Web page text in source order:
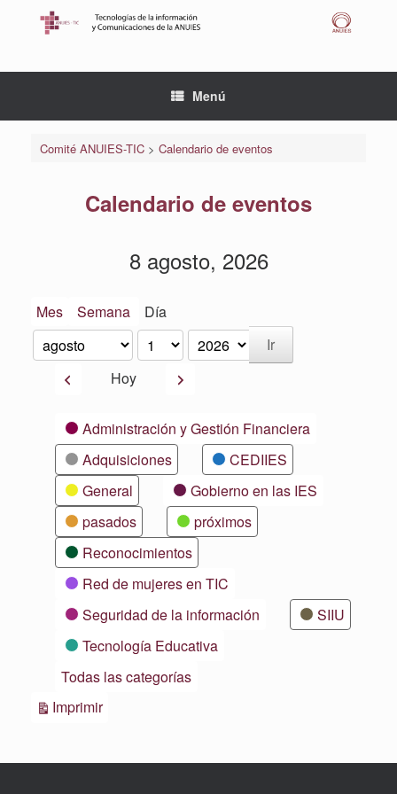
Menú
Comité ANUIES-TIC> Calendario de eventos
Calendario de eventos
8 agosto, 2026
Mes Semana Día
Mes
Día
Año
AnteriorHoy Siguiente
CategoríasAdministración y Gestión Financiera
Adquisiciones
CEDIIES
General
Gobierno en las IES
pasados
próximos
Reconocimientos
Red de mujeres en TIC
Seguridad de la información
SIIU
Tecnología Educativa
Todas las categorías
ImprimirVistas